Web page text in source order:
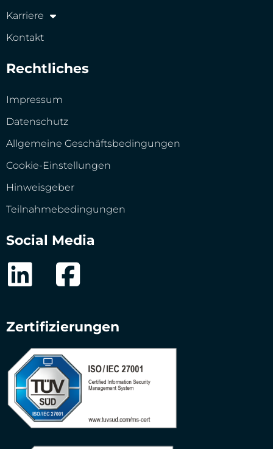
Karriere
Kontakt
Rechtliches
Impressum
Datenschutz
Allgemeine Geschäftsbedingungen
Cookie-Einstellungen
Hinweisgeber
Teilnahmebedingungen
Social Media
Zertifizierungen